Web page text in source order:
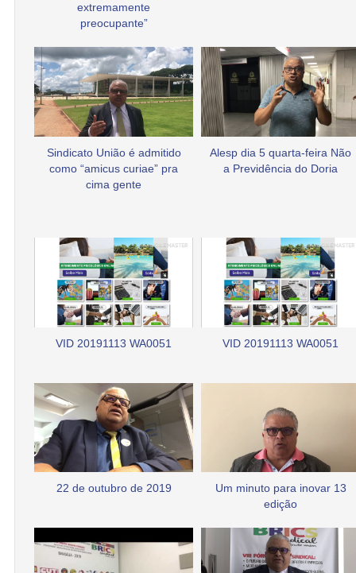
extremamente
preocupante”
Sindicato União é admitido
como “amicus curiae” pra
cima gente
Alesp dia 5 quarta-feira Não
a Previdência do Doria
VID 20191113 WA0051 VID 20191113 WA0051
22 de outubro de 2019
Um minuto para inovar 13
edição